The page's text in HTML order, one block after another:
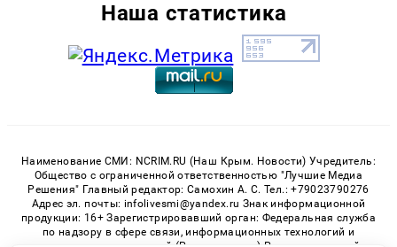
Наша статистика
Наименование СМИ: NCRIM.RU (Наш Крым. Новости) Учредитель:
Общество с ограниченной ответственностью "Лучшие Медиа
Решения" Главный редактор: Самохин А. С. Тел.: +79023790276
Адрес эл. почты: infolivesmi@yandex.ru Знак информационной
продукции: 16+ Зарегистрировавший орган: Федеральная служба
по надзору в сфере связи, информационных технологий и